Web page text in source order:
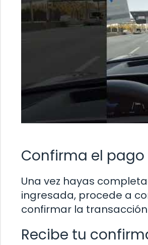
Confirma el pago
Una vez hayas
ingresada, procede a
confirmar la
Recibe tu